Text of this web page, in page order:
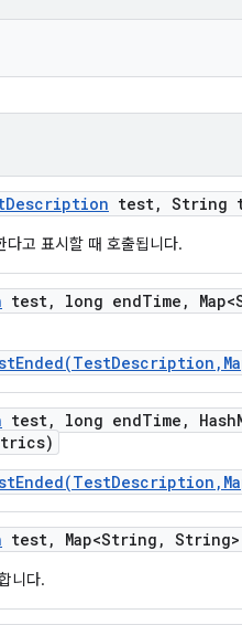
Description test, String
다고 표시할 때 호출됩니다.
test, long endTime ,
test, long endTime , Hash
test, Map<String ,
니다.